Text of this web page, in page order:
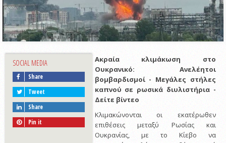
SOCIAL MEDIA
Share
Tweet
Share
Pin it
Ακραία κλιμάκωση στο
Ουκρανικό: Ανελέητοι
βομβαρδισμοί - Μεγάλες στήλες
καπνού σε ρωσικά διυλιστήρια -
Δείτε βίντεο
Κλιμακώνονται οι εκατέρωθεν
επιθέσεις μεταξύ Ρωσίας και
Ουκρανίας, με το Κίεβο να